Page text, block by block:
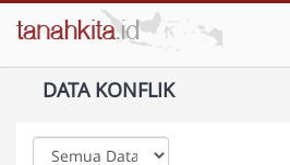
DATA KONFLIK